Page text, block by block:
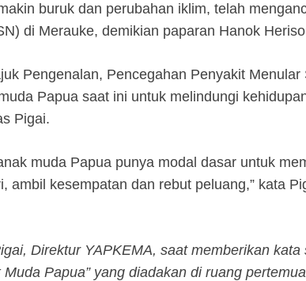
buruk dan perubahan iklim, telah
di Merauke, demikian paparan Hanok
Pengenalan, Pencegahan Penyakit
Papua saat ini untuk melindungi
Pigai.
muda Papua punya modal dasar untuk
ambil kesempatan dan rebut peluang,” kata
Direktur YAPKEMA, saat memberikan
Papua” yang diadakan di ruang